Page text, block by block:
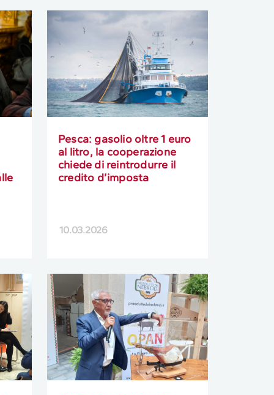
Pesca: gasolio oltre 1 euro
al litro, la cooperazione
chiede di reintrodurre il
credito d’imposta
10.03.2026